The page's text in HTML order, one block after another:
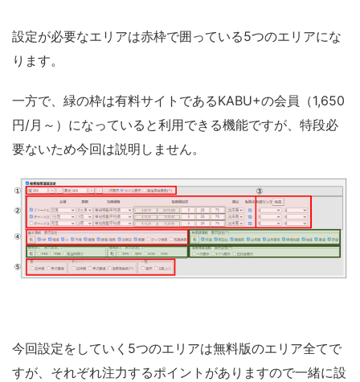
設定が必要なエリアは赤枠で囲っている5つのエリアにな
ります。
一方で、緑の枠は有料サイトであるKABU+の会員（1,650
円/月～）になっていると利用できる機能ですが、特段必
要ないため今回は説明しません。
今回設定をしていく5つのエリアは無料版のエリア全てで
すが、それぞれ注力するポイントがありますので一緒に設